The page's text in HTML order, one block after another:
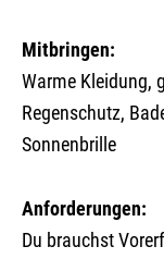
Mitbringen:
Warme Kleidung,
Regenschutz,
Sonnenbrille
Anforderungen:
Du brauchst